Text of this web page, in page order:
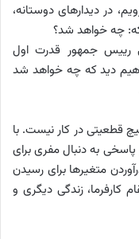
در دیدارهای دوستانه،
چه خواهد شد؟
جمهور قدرت اول
دید که چه خواهد شد
قطعیتی در کار نیست. با
به دنبال مفری برای
متغیرها برای رسیدن
کارفرما، زندگی دیگری و